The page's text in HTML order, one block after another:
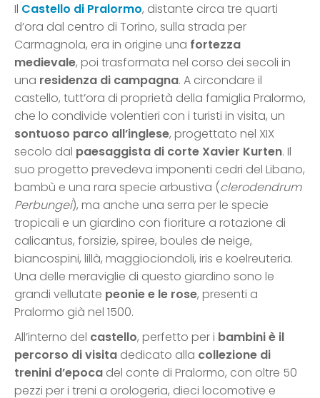
Il Castello di Pralormo, distante circa tre quarti
d’ora dal centro di Torino, sulla strada per
Carmagnola, era in origine una fortezza
medievale, poi trasformata nel corso dei secoli in
una residenza di campagna. A circondare il
castello, tutt’ora di proprietà della famiglia Pralormo,
che lo condivide volentieri con i turisti in visita, un
sontuoso parco all’inglese, progettato nel XIX
secolo dal paesaggista di corte Xavier Kurten. Il
suo progetto prevedeva imponenti cedri del Libano,
bambù e una rara specie arbustiva (clerodendrum
Perbungei), ma anche una serra per le specie
tropicali e un giardino con fioriture a rotazione di
calicantus, forsizie, spiree, boules de neige,
biancospini, lillà, maggiociondoli, iris e koelreuteria.
Una delle meraviglie di questo giardino sono le
grandi vellutate peonie e le rose, presenti a
Pralormo già nel 1500.
All’interno del castello, perfetto per i bambini è il
percorso di visita dedicato alla collezione di
trenini d’epoca del conte di Pralormo, con oltre 50
pezzi per i treni a orologeria, dieci locomotive e